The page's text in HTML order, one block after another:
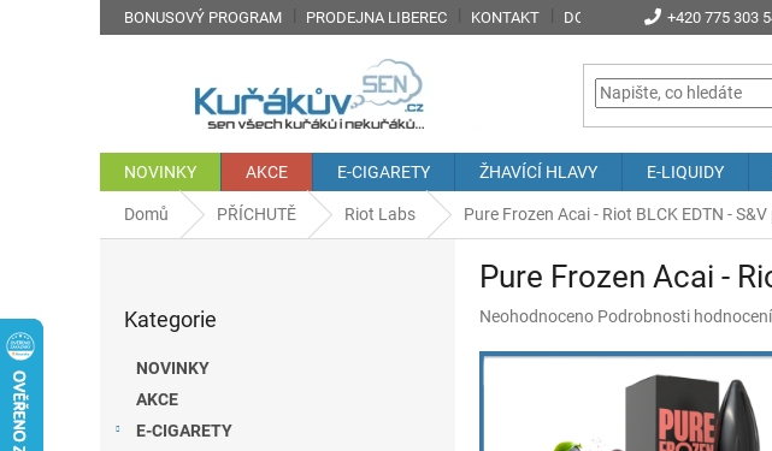
+420 775 303
BONUSOVÝ PROGRAM PRODEJNA LIBEREC KONTAKT DOPRAVA A POŠTOVNÉ
NOVINKY AKCE E-CIGARETY ŽHAVÍCÍ HLAVY E-LIQUIDY
Domů PŘÍCHUTĚ Riot Labs Pure Frozen Acai - Riot BLCK EDTN -
kategorie
Kategorie
NOVINKY
AKCE
E-CIGARETY
Pure Frozen Acai -
Průměrné
produktu
je
Neohodnoceno Podrobnosti hodnocení